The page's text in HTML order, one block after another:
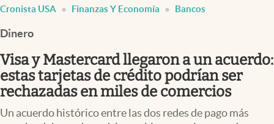
Espiritual
Streaming
PC y mobile
Cronista USA Finanzas Y Economía Bancos
Dinero
Visa y Mastercard llegaron a un acuerdo:
estas tarjetas de crédito podrían ser
rechazadas en miles de comercios
Un acuerdo histórico entre las dos redes de pago más